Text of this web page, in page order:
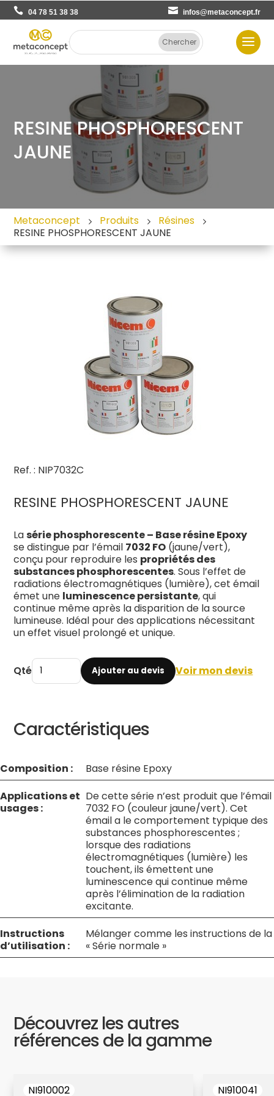
04 78 51 38 38 infos@metaconcept.fr
RESINE PHOSPHORESCENT
JAUNE
Metaconcept Produits
Résines
RESINE PHOSPHORESCENT JAUNE
Ref. : NIP7032C
RESINE PHOSPHORESCENT JAUNE
Lasérie phosphorescente – Base résine Epoxy
se distingue par l’émail 7032 FO (jaune/vert),
conçu pour reproduire les propriétés des
substances phosphorescentes. Sous l’effet de
radiations électromagnétiques (lumière), cet émail
émet une luminescence persistante, qui
continue même après la disparition de la source
lumineuse. Idéal pour des applications nécessitant
un effet visuel prolongé et unique.
Qté Ajouter au devis Voir mon devis
Caractéristiques
Composition :
Base résine Epoxy
Applications et
usages :
De cette série n’est produit que l’émail
7032 FO (couleur jaune/vert). Cet
émail a le comportement typique des
substances phosphorescentes ;
lorsque des radiations
électromagnétiques (lumière) les
touchent, ils émettent une
luminescence qui continue même
après l’élimination de la radiation
excitante.
Instructions
d’utilisation :
Mélanger comme les instructions de la
« Série normale »
Découvrez les autres
références de la gamme
NI910002 NI910041